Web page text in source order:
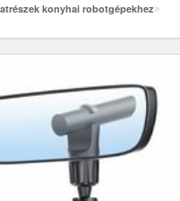
konyhai robotgépekhez